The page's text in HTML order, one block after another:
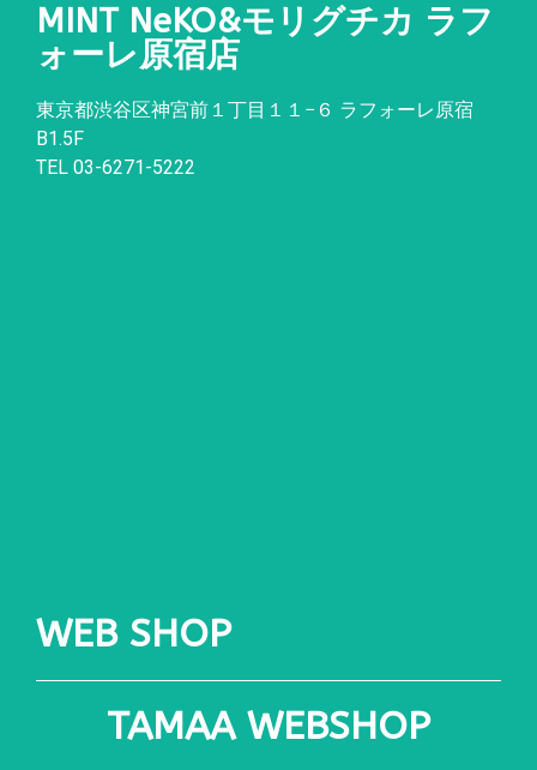
MINT NeKO&モリグチカ ラフ
ォーレ原宿店
東京都渋谷区神宮前１丁目１１ − ６ ラフォーレ原宿
B1.5F
TEL 03-6271-5222
WEB SHOP
TAMAA WEBSHOP